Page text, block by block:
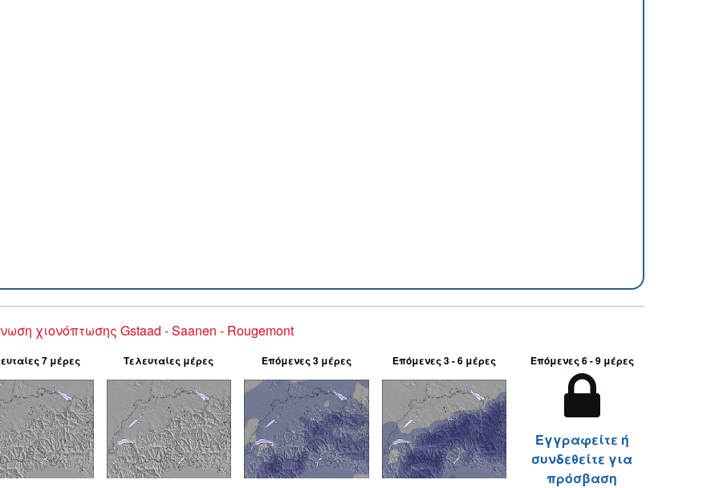
χιονόπτωσης Gstaad - Saanen - Rougemont
7 μέρες Τελευταίες μέρες Επόμενες 3 μέρες Επόμενες 3 - 6 μέρες Επόμενες 6 - 9 μέρες
Εγγραφείτε ή
συνδεθείτε για
πρόσβαση